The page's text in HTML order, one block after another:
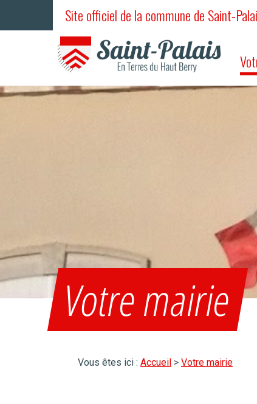
Site officiel de la commune de Saint-
Votre mairie
Vous êtes ici : Accueil > Votre mairie